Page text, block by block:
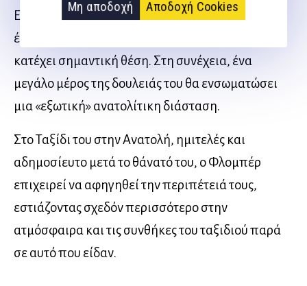
Μη αποδοχή Αποδοχή Cookies
Εκπαίδευση και πάλι, στην πρώτη της αρχική
έκδοση που ξεκίνησε το 1843, η Ανατολίτικη
κατέχει σημαντική θέση. Στη συνέχεια, ένα
μεγάλο μέρος της δουλειάς του θα ενσωματώσει
μια «εξωτική» ανατολίτικη διάσταση.
Στο Ταξίδι του στην Ανατολή, ημιτελές και
αδημοσίευτο μετά το θάνατό του, ο Φλομπέρ
επιχειρεί να αφηγηθεί την περιπέτειά τους,
εστιάζοντας σχεδόν περισσότερο στην
ατμόσφαιρα και τις συνθήκες του ταξιδιού παρά
σε αυτό που είδαν.